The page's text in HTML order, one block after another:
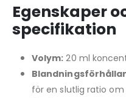
Egenskaper
specifikation
Volym: 20 ml
för en slutlig ratio